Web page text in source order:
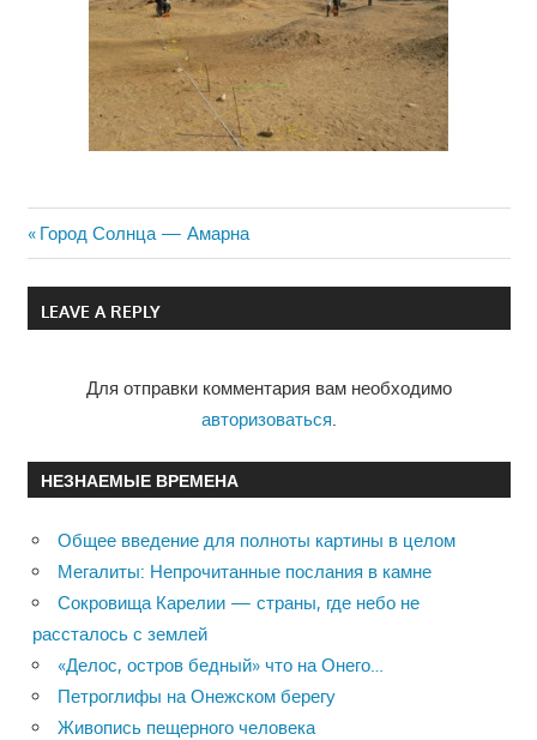
Навигация
по
Previous
Post:
Город Солнца — Амарна
LEAVE A REPLY
Для отправки комментария вам необходимо
авторизоваться
НЕЗНАЕМЫЕ ВРЕМЕНА
Общее введение для полноты картины в целом
Мегалиты: Непрочитанные послания в камне
Сокровища Карелии — страны, где небо не
рассталось с землей
«Делос, остров бедный» что на Онего…
Петроглифы на Онежском берегу
Живопись пещерного человека